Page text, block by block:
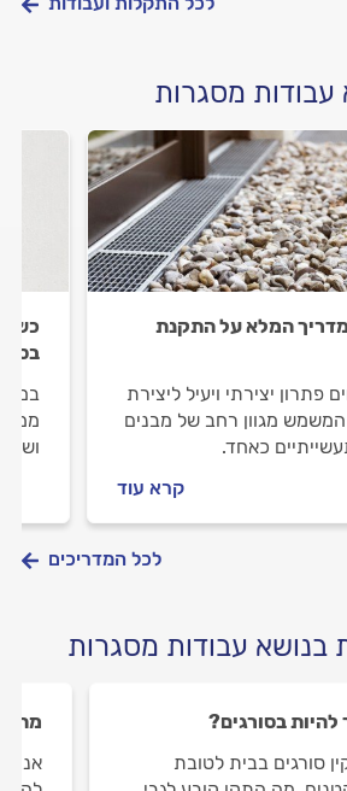
עבודות מסגרות
המלא על התקנת
פתרון יצירתי ויעיל ליצירת
מגוון רחב של מבנים
כאחד.
קרא עוד
ממש.
לכל המדריכים
בנושא עבודות מסגרות
בסורגים?
סורגים בבית לטובת
מה
אני